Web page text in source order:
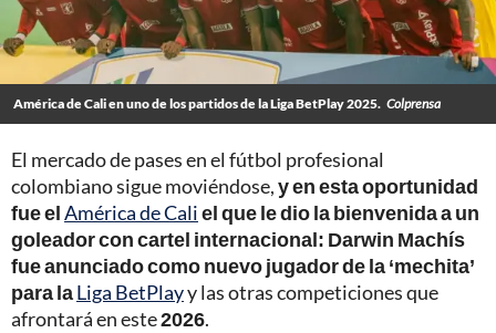
América de Cali en uno de los partidos de la Liga BetPlay 2025. Colprensa
El mercado de pases en el fútbol profesional
colombiano sigue moviéndose,y en esta oportunidad
fue elAmérica de Caliel que le dio la bienvenida a un
goleador con cartel internacional: Darwin Machís
fue anunciado como nuevo jugador de la ‘mechita’
para laLiga BetPlayy las otras competiciones que
afrontará en este2026.